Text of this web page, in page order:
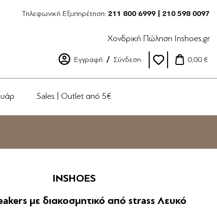
Τηλεφωνική Εξυπηρέτηση: 211 800 6999 | 210 598 0097
Χονδρική Πώληση Inshoes.gr
Εγγραφή Σύνδεση 0,00 €
Sales | Outlet από 5€
INSHOES
με διακοσμητικό από strass Λευκό